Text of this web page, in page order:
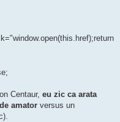
Centaur, eu zic ca arata
amator versus un